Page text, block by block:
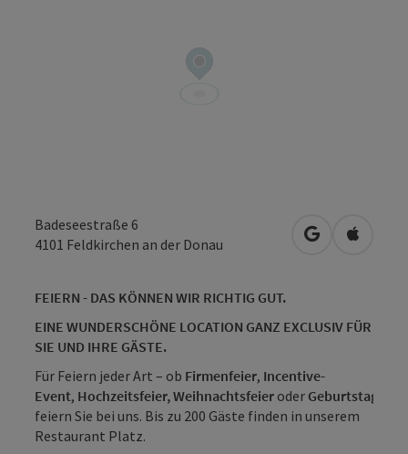
Badeseestraße 6
4101 Feldkirchen an der Donau in Google
in
FEIERN - DAS KÖNNEN WIR RICHTIG GUT.
EINE WUNDERSCHÖNE LOCATION GANZ EXCLUSIV FÜR
SIE UND IHRE GÄSTE.
Für Feiern jeder Art – ob Firmenfeier, Incentive-
Event, Hochzeitsfeier,Weihnachtsfeier oder
feiern Sie bei uns. Bis zu 200 Gäste finden in unserem
Restaurant Platz.